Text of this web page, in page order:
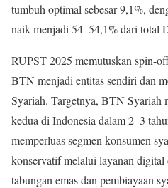
tumbuh optimal sebesar 9,1%,
naik menjadi 54–54,1% dari total
RUPST 2025 memutuskan spin-
BTN menjadi entitas sendiri dan
Syariah. Targetnya, BTN Syariah
kedua di Indonesia dalam 2–3
memperluas segmen konsumen
konservatif melalui layanan
tabungan emas dan pembiayaan